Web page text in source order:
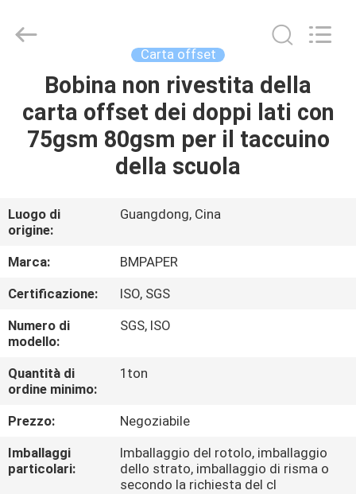
CASA.
PRODOTTI
DI
NOI
VISITA
ALLA
FABBRICA
CONTROLLO
DELLA
QUALITÀ
GUANGZHOU
BMPAPER
Carta offset
Bobina non rivestita della
carta offset dei doppi lati con
75gsm 80gsm per il taccuino
della scuola
Luogo di
origine:
Guangdong, Cina
Marca:
BMPAPER
Certificazione:
ISO, SGS
Numero di
modello:
SGS, ISO
Quantità di
ordine minimo:
1ton
Prezzo:
Negoziabile
Imballaggi
particolari:
Imballaggio del rotolo, imballaggio
dello strato, imballaggio di risma o
secondo la richiesta del cl